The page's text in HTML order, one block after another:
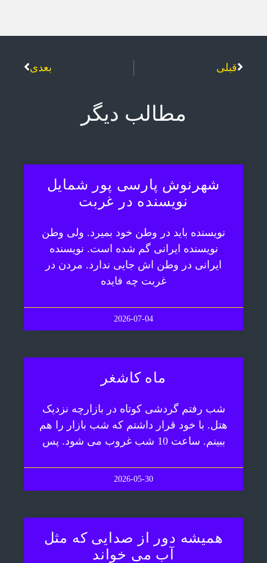
قبلی بعدی
مطالب دیگر
شهرنوش پارسی پور شمایل
نویسنده در غربت
نویسنده باید در وطن خود بمیرد. ولی وطن
نویسنده ایرانی گم شده است. نویسنده
ایرانی در وطن اش جایی ندارد. مردن در
غربت چه فایده
2026-07-04
ماه کاشغر
شب رفتم گردشی کوتاه در بازارچه نزدیک
هتل. با خود قرار داشتم که شب بازار را هم
ببینم. ساعت 10 شب غروب می شود. پس
2026-05-30
همیشه دور از صدایی که مثل
آب می خواند